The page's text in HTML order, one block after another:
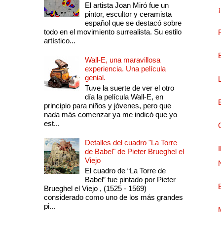
El artista Joan Miró fue un
pintor, escultor y ceramista
español que se destacó sobre
todo en el movimiento surrealista. Su estilo
artístico...
Wall-E, una maravillosa
experiencia. Una película
genial.
Tuve la suerte de ver el otro
día la película Wall-E, en
principio para niños y jóvenes, pero que
nada más comenzar ya me indicó que yo
est...
Detalles del cuadro "La Torre
de Babel" de Pieter Brueghel el
Viejo
El cuadro de “La Torre de
Babel” fue pintado por Pieter
Brueghel el Viejo , (1525 - 1569)
considerado como uno de los más grandes
pi...